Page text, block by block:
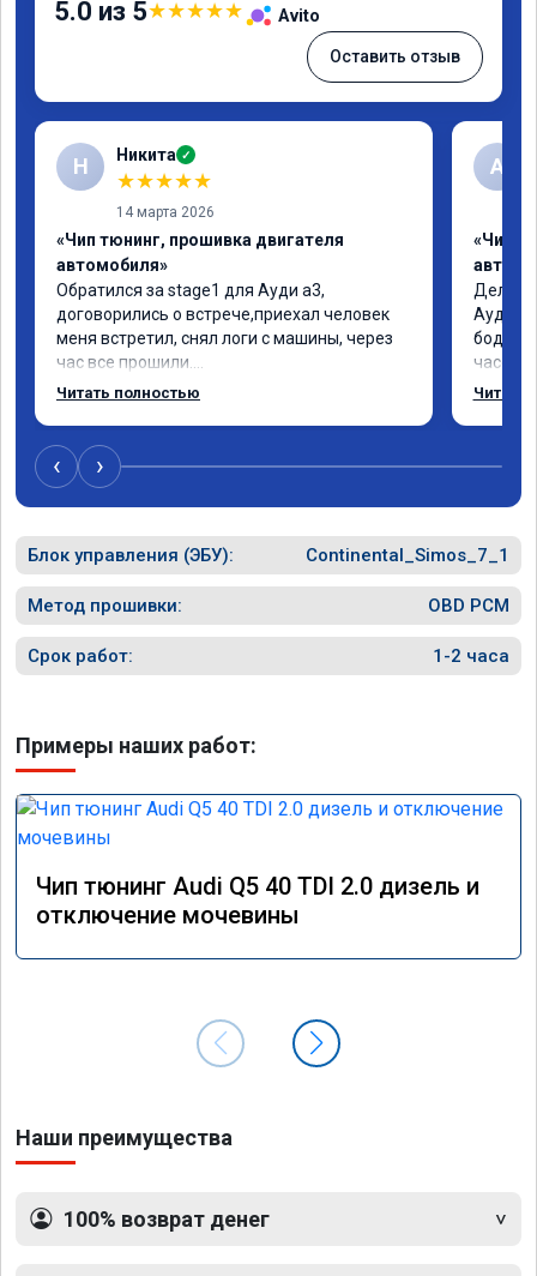
5.0 из 5★★★★★ Avito
Оставить отзыв
Н Никита ✓
★★★★★
14 марта 2026
«Чип тюнинг, прошивка двигателя
автомобиля»
Обратился за stage1 для Ауди а3,
договорились о встрече,приехал человек
меня встретил, снял логи с машины, через
час все прошили.
Арман спасибо тебе огромное, машинка по
может 🤣машина едет не в себя, еще раз
спасибо вам!!!!!!!
Читать полностью
А
«Чип
Делал
как
Читать
‹ ›
Блок управления (ЭБУ): Continental_Simos_7_1
Метод прошивки: OBD PCM
Срок работ: 1-2 часа
Примеры наших работ:
Чип тюнинг Audi Q5 40 TDI 2.0 дизель и
отключение мочевины
Наши преимущества
100% возврат денег